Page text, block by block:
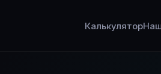
Калькулятор